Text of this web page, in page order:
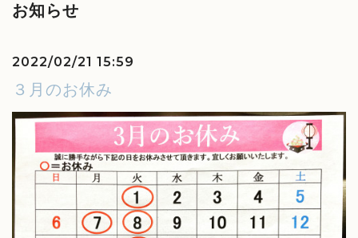
お知らせ
2022/02/21 15:59
３月のお休み